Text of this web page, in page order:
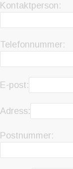
Kontaktperson:
Telefonnummer:
E-post:
Adress:
Postnummer: